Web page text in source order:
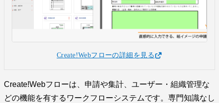
Create!Webフローの詳細を見る
Create!Webフローは、申請や集計、ユーザー・組織管理な
どの機能を有するワークフローシステムです。専門知識なし